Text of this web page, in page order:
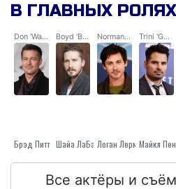
Среди закаленных в
каждый день ведущих
во имя победы, экипаж
дуле намалевано
В ГЛАВНЫХ РОЛЯХ
Don 'Wardaddy' Collier
Брэд Питт
Boyd 'Bible' Swan
Шайа ЛаБаф
Norman Ellison
Логан Лерман
Trini 'Gordo' Garcia
Майкл
Все актёры и